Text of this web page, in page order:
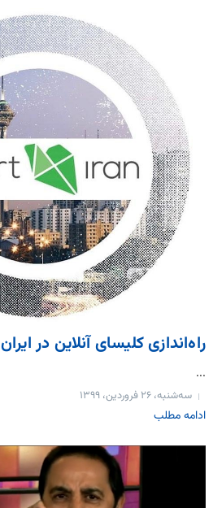
راه‌اندازی کلیسای آنلاین در ایران
...
سه‌شنبه، ۲۶ فروردین، ۱۳۹۹
ادامه مطلب